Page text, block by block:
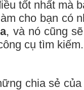
tốt nhất mà
cho bạn có
, và nó cũng
cụ tìm kiếm.
chia sẻ của